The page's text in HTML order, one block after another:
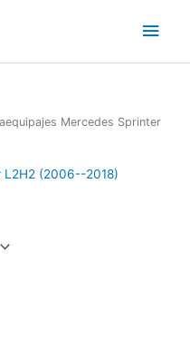
Mercedes Sprinter
L2H2 (2006--2018)